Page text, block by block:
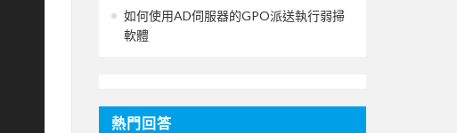
如何使用AD伺服器的GPO派送執行弱掃
軟體
熱門回答